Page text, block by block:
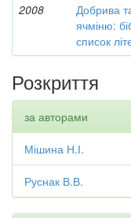
2008
Добрива
ячміню:
список
Розкриття
за авторами
Мішина Н.І.
Руснак В.В.